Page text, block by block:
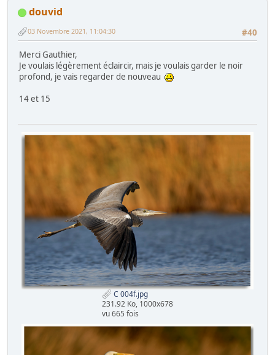
douvid
#40
03 Novembre 2021, 11:04:30
Merci Gauthier,
Je voulais légèrement éclaircir, mais je voulais garder le noir
profond, je vais regarder de nouveau
14 et 15
C 004f.jpg
231.92 Ko, 1000x678
vu 665 fois